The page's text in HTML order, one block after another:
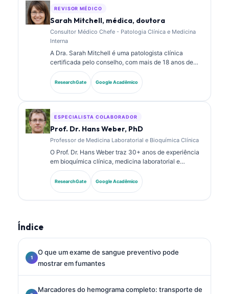
REVISOR MÉDICO
Sarah Mitchell, médica, doutora
Consultor Médico Chefe - Patologia Clínica e Medicina
Interna
A Dra. Sarah Mitchell é uma patologista clínica
certificada pelo conselho, com mais de 18 anos de
experiência em medicina laboratorial e análise
diagnóstica. Ela possui certificações de
especialidade em química clínica e publicou
ResearchGate Google Acadêmico
ESPECIALISTA COLABORADOR
Prof. Dr. Hans Weber, PhD
Professor de Medicina Laboratorial e Bioquímica Clínica
O Prof. Dr. Hans Weber traz 30+ anos de experiência
em bioquímica clínica, medicina laboratorial e
pesquisa de biomarcadores. Ex-Presidente da
Sociedade Alemã de Química Clínica, ele se
especializa em análise de painéis diagnósticos,
ResearchGate Google Acadêmico
Índice
O que um exame de sangue preventivo pode
mostrar em fumantes
Marcadores do hemograma completo: transporte de